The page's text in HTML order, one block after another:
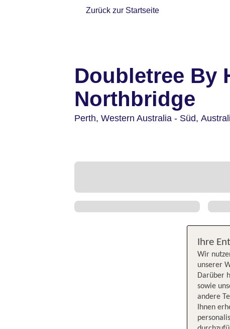
Zurück zur Startseite
Doubletree By
Northbridge
Perth, Western Australia - Süd,
Ihre
Wir
unserer
Darüber
sowie
andere
Ihnen